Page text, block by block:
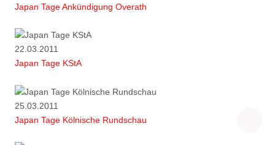
Japan Tage Ankündigung Overath
22.03.2011
Japan Tage KStA
25.03.2011
Japan Tage Kölnische Rundschau